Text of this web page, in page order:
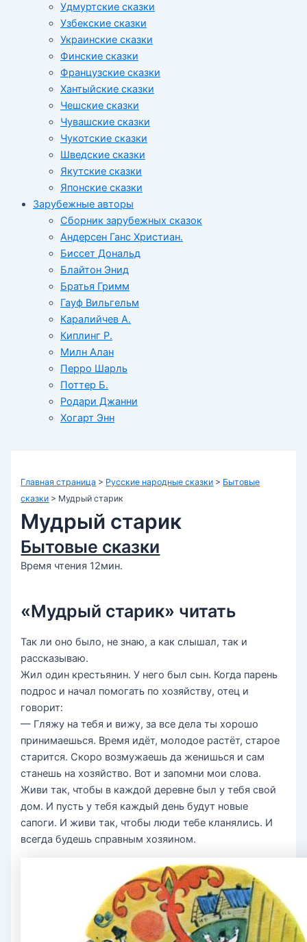
Удмуртские сказки
Узбекские сказки
Украинские сказки
Финские сказки
Французские сказки
Хантыйские сказки
Чешские сказки
Чувашские сказки
Чукотские сказки
Шведские сказки
Якутские сказки
Японские сказки
Зарубежные авторы
Сборник зарубежных сказок
Андерсен Ганс Христиан.
Биссет Дональд
Блайтон Энид
Братья Гримм
Гауф Вильгельм
Каралийчев А.
Киплинг Р.
Милн Алан
Перро Шарль
Поттер Б.
Родари Джанни
Хогарт Энн
Главная страница > Русские народные сказки > Бытовые
сказки > Мудрый старик
Мудрый старик
Бытовые сказки
Время чтения 12мин.
«Мудрый старик» читать
Так ли оно было, не знаю, а как слышал, так и
рассказываю.
Жил один крестьянин. У него был сын. Когда парень
подрос и начал помогать по хозяйству, отец и
говорит:
— Гляжу на тебя и вижу, за все дела ты хорошо
принимаешься. Время идёт, молодое растёт, старое
старится. Скоро возмужаешь да женишься и сам
станешь на хозяйство. Вот и запомни мои слова.
Живи так, чтобы в каждой деревне был у тебя свой
дом. И пусть у тебя каждый день будут новые
сапоги. И живи так, чтобы люди тебе кланялись. И
всегда будешь справным хозяином.